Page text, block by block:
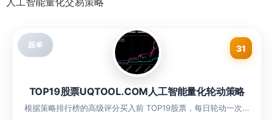
跟单 31
TOP19股票UQTOOL.COM人工智能量化轮动策略
根据策略排行榜的高级评分买入前 TOP19股票，每日轮动一次...